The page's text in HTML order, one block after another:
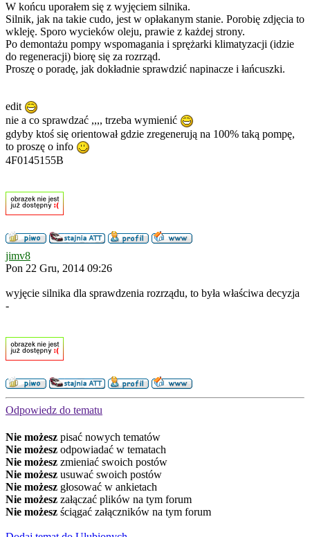
W końcu uporałem się z wyjęciem silnika.
Silnik, jak na takie cudo, jest w opłakanym stanie. Porobię zdjęcia to
wkleję. Sporo wycieków oleju, prawie z każdej strony.
Po demontażu pompy wspomagania i sprężarki klimatyzacji (idzie
do regeneracji) biorę się za rozrząd.
Proszę o poradę, jak dokładnie sprawdzić napinacze i łańcuszki.
edit
nie a co sprawdzać ,,,, trzeba wymienić
gdyby ktoś się orientował gdzie zregenerują na 100% taką pompę,
to proszę o info
4F0145155B
jimv8
Pon 22 Gru, 2014 09:26
wyjęcie silnika dla sprawdzenia rozrządu, to była właściwa decyzja
-
Odpowiedz do tematu
Nie możesz pisać nowych tematów
Nie możesz odpowiadać w tematach
Nie możesz zmieniać swoich postów
Nie możesz usuwać swoich postów
Nie możesz głosować w ankietach
Nie możesz załączać plików na tym forum
Nie możesz ściągać załączników na tym forum